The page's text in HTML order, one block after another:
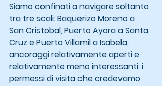
Siamo confinati a navigare soltanto
tra tre scali: Baquerizo Moreno a
San Cristobal, Puerto Ayora a Santa
Cruz e Puerto Villamil a Isabela,
ancoraggi relativamente aperti e
relativamente meno interessanti: i
permessi di visita che credevamo